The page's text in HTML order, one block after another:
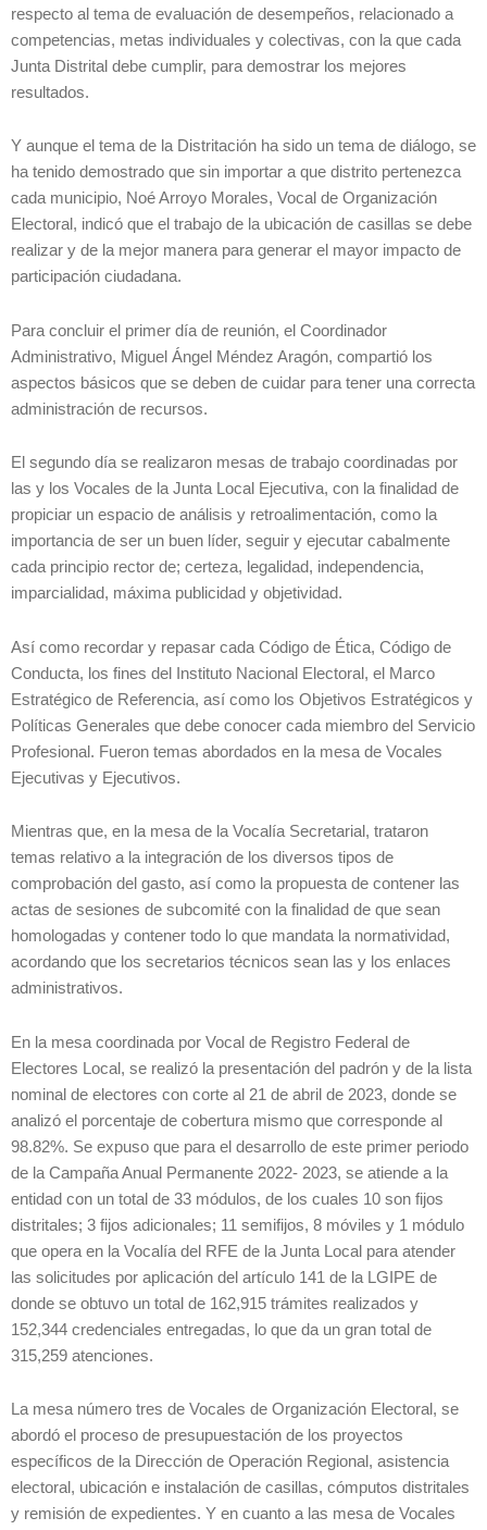
respecto al tema de evaluación de desempeños, relacionado a
competencias, metas individuales y colectivas, con la que cada
Junta Distrital debe cumplir, para demostrar los mejores
resultados.
Y aunque el tema de la Distritación ha sido un tema de diálogo, se
ha tenido demostrado que sin importar a que distrito pertenezca
cada municipio, Noé Arroyo Morales, Vocal de Organización
Electoral, indicó que el trabajo de la ubicación de casillas se debe
realizar y de la mejor manera para generar el mayor impacto de
participación ciudadana.
Para concluir el primer día de reunión, el Coordinador
Administrativo, Miguel Ángel Méndez Aragón, compartió los
aspectos básicos que se deben de cuidar para tener una correcta
administración de recursos.
El segundo día se realizaron mesas de trabajo coordinadas por
las y los Vocales de la Junta Local Ejecutiva, con la finalidad de
propiciar un espacio de análisis y retroalimentación, como la
importancia de ser un buen líder, seguir y ejecutar cabalmente
cada principio rector de; certeza, legalidad, independencia,
imparcialidad, máxima publicidad y objetividad.
Así como recordar y repasar cada Código de Ética, Código de
Conducta, los fines del Instituto Nacional Electoral, el Marco
Estratégico de Referencia, así como los Objetivos Estratégicos y
Políticas Generales que debe conocer cada miembro del Servicio
Profesional. Fueron temas abordados en la mesa de Vocales
Ejecutivas y Ejecutivos.
Mientras que, en la mesa de la Vocalía Secretarial, trataron
temas relativo a la integración de los diversos tipos de
comprobación del gasto, así como la propuesta de contener las
actas de sesiones de subcomité con la finalidad de que sean
homologadas y contener todo lo que mandata la normatividad,
acordando que los secretarios técnicos sean las y los enlaces
administrativos.
En la mesa coordinada por Vocal de Registro Federal de
Electores Local, se realizó la presentación del padrón y de la lista
nominal de electores con corte al 21 de abril de 2023, donde se
analizó el porcentaje de cobertura mismo que corresponde al
98.82%. Se expuso que para el desarrollo de este primer periodo
de la Campaña Anual Permanente 2022- 2023, se atiende a la
entidad con un total de 33 módulos, de los cuales 10 son fijos
distritales; 3 fijos adicionales; 11 semifijos, 8 móviles y 1 módulo
que opera en la Vocalía del RFE de la Junta Local para atender
las solicitudes por aplicación del artículo 141 de la LGIPE de
donde se obtuvo un total de 162,915 trámites realizados y
152,344 credenciales entregadas, lo que da un gran total de
315,259 atenciones.
La mesa número tres de Vocales de Organización Electoral, se
abordó el proceso de presupuestación de los proyectos
específicos de la Dirección de Operación Regional, asistencia
electoral, ubicación e instalación de casillas, cómputos distritales
y remisión de expedientes. Y en cuanto a las mesa de Vocales